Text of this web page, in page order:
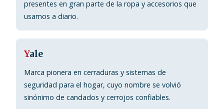
presentes en gran parte de la ropa y accesorios que
usamos a diario.
Yale
Marca pionera en cerraduras y sistemas de
seguridad para el hogar, cuyo nombre se volvió
sinónimo de candados y cerrojos confiables.